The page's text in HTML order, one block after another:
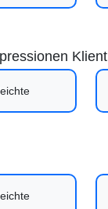
Klient